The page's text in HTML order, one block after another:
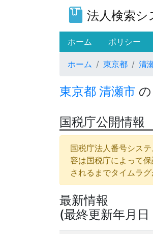
法人検索シ
ホーム (current)
ポリシー
ホーム 東京都 清
東京都 清瀬市 の
国税庁公開情報
国税庁法人番号シス
容は国税庁によって
されるまでタイムラ
最新情報
(最終更新年月